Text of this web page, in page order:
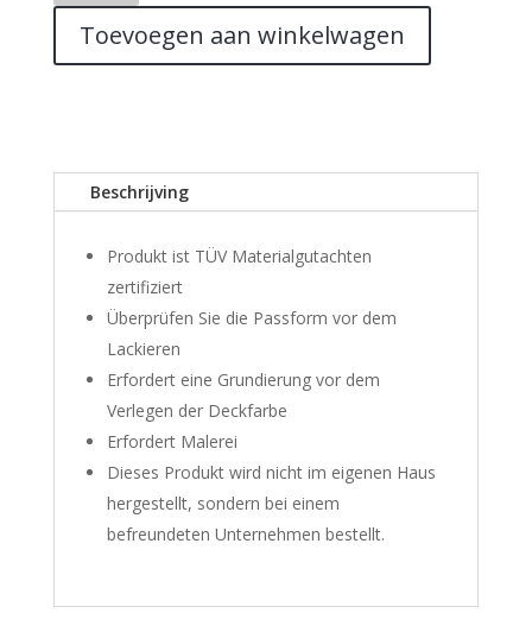
<
M.A.F.I.A.
>
aantal
Toevoegen aan winkelwagen
Beschrijving
Produkt ist TÜV Materialgutachten
zertifiziert
Überprüfen Sie die Passform vor dem
Lackieren
Erfordert eine Grundierung vor dem
Verlegen der Deckfarbe
Erfordert Malerei
Dieses Produkt wird nicht im eigenen Haus
hergestellt, sondern bei einem
befreundeten Unternehmen bestellt.